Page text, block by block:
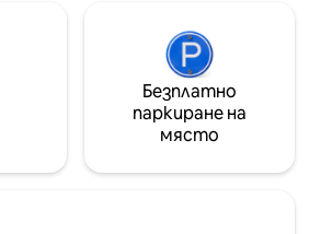
Безплатно
паркиране на
място